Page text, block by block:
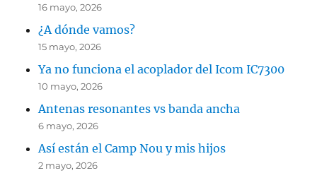
16 mayo, 2026
¿A dónde vamos?
15 mayo, 2026
Ya no funciona el acoplador del Icom IC7300
10 mayo, 2026
Antenas resonantes vs banda ancha
6 mayo, 2026
Así están el Camp Nou y mis hijos
2 mayo, 2026